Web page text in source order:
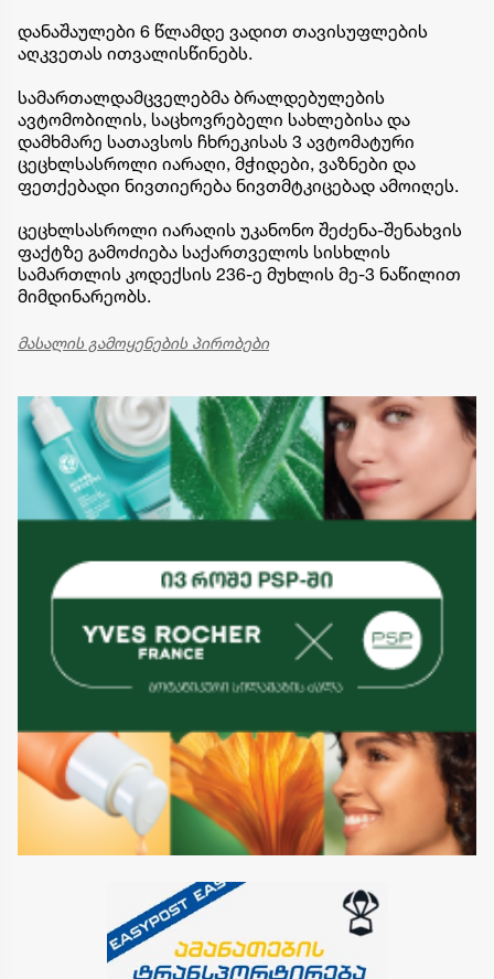
დანაშაულები 6 წლამდე ვადით თავისუფლების
აღკვეთას ითვალისწინებს.
სამართალდამცველებმა ბრალდებულების
ავტომობილის, საცხოვრებელი სახლებისა და
დამხმარე სათავსოს ჩხრეკისას 3 ავტომატური
ცეცხლსასროლი იარაღი, მჭიდები, ვაზნები და
ფეთქებადი ნივთიერება ნივთმტკიცებად ამოიღეს.
ცეცხლსასროლი იარაღის უკანონო შეძენა-შენახვის
ფაქტზე გამოძიება საქართველოს სისხლის
სამართლის კოდექსის 236-ე მუხლის მე-3 ნაწილით
მიმდინარეობს.
მასალის გამოყენების პირობები